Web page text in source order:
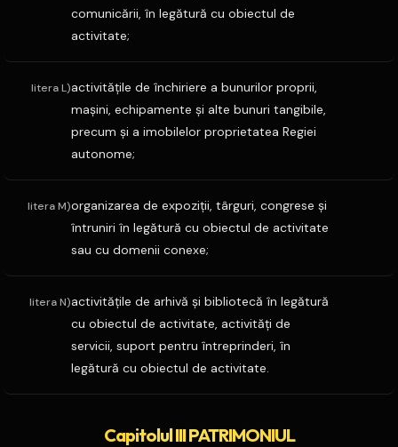
comunicării, în legătură cu obiectul de
activitate;
litera L)activităţile de închiriere a bunurilor proprii,
maşini, echipamente şi alte bunuri tangibile,
precum şi a imobilelor proprietatea Regiei
autonome;
litera M)organizarea de expoziţii, târguri, congrese şi
întruniri în legătură cu obiectul de activitate
sau cu domenii conexe;
litera N)activităţile de arhivă şi bibliotecă în legătură
cu obiectul de activitate, activităţi de
servicii, suport pentru întreprinderi, în
legătură cu obiectul de activitate.
Capitolul III PATRIMONIUL